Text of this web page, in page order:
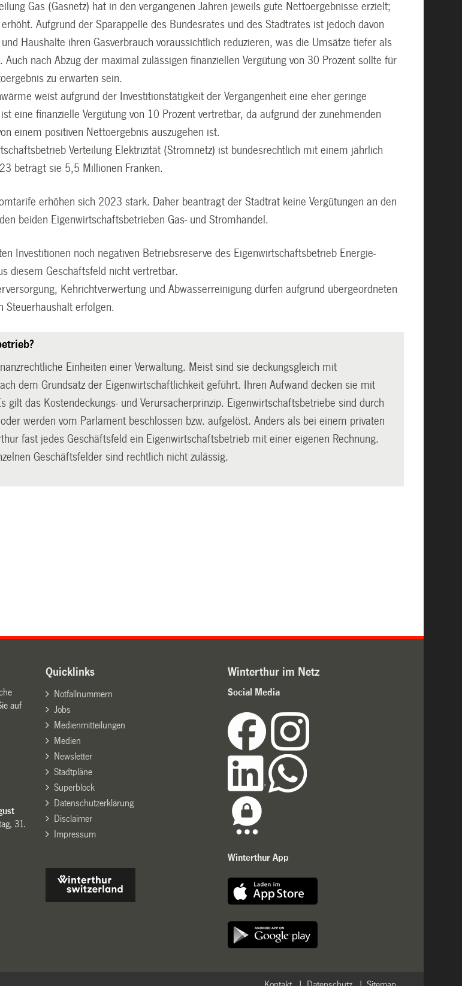
Gas (Gasnetz) hat in den vergangenen Jahren jeweils gute Nettoergebnisse erzielt;
Aufgrund der Sparappelle des Bundesrates und des Stadtrates ist jedoch davon
Haushalte ihren Gasverbrauch voraussichtlich reduzieren, was die Umsätze tiefer als
nach Abzug der maximal zulässigen finanziellen Vergütung von 30 Prozent sollte für
zu erwarten sein.
weist aufgrund der Investitionstätigkeit der Vergangenheit eine eher geringe
eine finanzielle Vergütung von 10 Prozent vertretbar, da aufgrund der zunehmenden
einem positiven Nettoergebnis auszugehen ist.
Verteilung Elektrizität (Stromnetz) ist bundesrechtlich mit einem jährlich
beträgt sie 5,5 Millionen Franken.
erhöhen sich 2023 stark. Daher beantragt der Stadtrat keine Vergütungen an den
beiden Eigenwirtschaftsbetrieben Gas- und Stromhandel.
Investitionen noch negativen Betriebsreserve des Eigenwirtschaftsbetrieb Energie-
diesem Geschäftsfeld nicht vertretbar.
Kehrichtverwertung und Abwasserreinigung dürfen aufgrund übergeordneten
Steuerhaushalt erfolgen.
Einheiten einer Verwaltung. Meist sind sie deckungsgleich mit
dem Grundsatz der Eigenwirtschaftlichkeit geführt. Ihren Aufwand decken sie mit
gilt das Kostendeckungs- und Verursacherprinzip. Eigenwirtschaftsbetriebe sind durch
werden vom Parlament beschlossen bzw. aufgelöst. Anders als bei einem privaten
fast jedes Geschäftsfeld ein Eigenwirtschaftsbetrieb mit einer eigenen Rechnung.
Geschäftsfelder sind rechtlich nicht zulässig.
auf
31.
Quicklinks
Notfallnummern
Jobs
Medienmitteilungen
Medien
Newsletter
Stadtpläne
Superblock
Datenschutzerklärung
Disclaimer
Impressum
Winterthur im Netz
Social Media
Winterthur App